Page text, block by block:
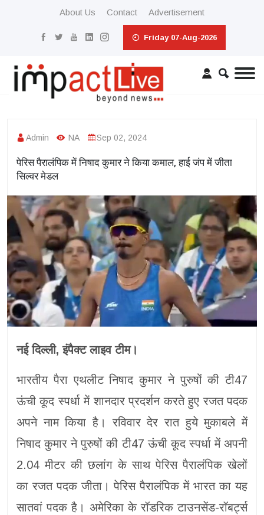
About Us Contact Advertisement
Friday 07-Aug-2026
Admin NA Sep 02, 2024
पेरिस पैरालंपिक में निषाद कुमार ने किया कमाल, हाई जंप में जीता
सिल्वर मेडल
नई दिल्ली, इंपैक्ट लाइव टीम।
भारतीय पैरा एथलीट निषाद कुमार ने पुरुषों की टी47
ऊंची कूद स्पर्धा में शानदार प्रदर्शन करते हुए रजत पदक
अपने नाम किया है। रविवार देर रात हुये मुकाबले में
निषाद कुमार ने पुरुषों की टी47 ऊंची कूद स्पर्धा में अपनी
2.04 मीटर की छलांग के साथ पेरिस पैरालंपिक खेलों
का रजत पदक जीता। पेरिस पैरालंपिक में भारत का यह
सातवां पदक है। अमेरिका के रॉडरिक टाउनसेंड-रॉबर्ट्स